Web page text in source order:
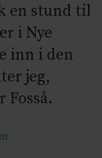
en stund til
i Nye
inn i den
jeg,
Fosså.